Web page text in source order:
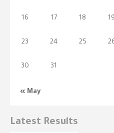
« May
16 17 18 19
23 24 25
30 31
Latest Results